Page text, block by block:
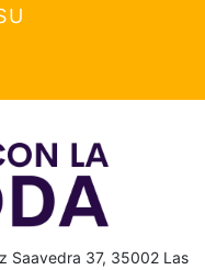
Saavedra 37, 35002 Las